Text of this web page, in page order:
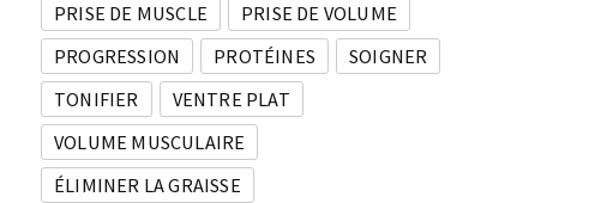
PRISE DE MUSCLE
PRISE DE VOLUME
PROGRESSION
PROTÉINES
SOIGNER
TONIFIER
VENTRE PLAT
VOLUME MUSCULAIRE
ÉLIMINER LA GRAISSE